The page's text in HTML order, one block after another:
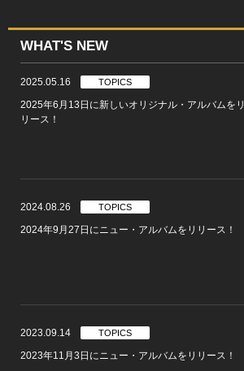
WHAT'S NEW
2025.05.16 TOPICS
2025年6月13日に新しいオリジナル・アルバムをリ
リース！
2024.08.26 TOPICS
2024年9月27日にニュー・アルバムをリリース！
2023.09.14 TOPICS
2023年11月3日にニュー・アルバムをリリース！